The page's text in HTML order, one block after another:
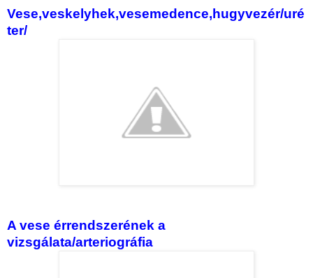
Vese,veskelyhek,vesemedence,hugyvezér/uré
ter/
A vese érrendszerének a
vizsgálata/arteriográfia